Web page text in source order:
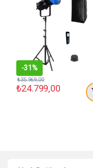
-31%
₺24.799,00
₺35.969,00